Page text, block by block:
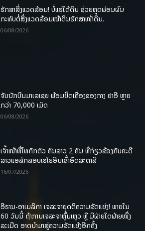
ຮັກສາສິ່ງແວດລ້ອມ! ບໍ່ແຮ່ໃຕ້ດິນ ຊ່ວຍຫຼຸດຜ່ອນຜົນ
ກະທົບຕໍ່ສິ່ງແວດລ້ອມໜ້າດິນຮັກສາໜ້າດິນ.
06/08/2026
ຈັບນັກບິນມາເລເຊຍ ພ້ອມຍຶດເຄື່ອງຂອງກາງ ຢາອີ ຫຼາຍ
ກວ່າ 70,000 ເມັດ
06/08/2026
ເຈົ້າໜ້າທີ່ໄທກັກຕົວ ຄົນລາວ 2 ຄົນ ທີ່ກ່ຽວຂ້ອງກັບຄະດີ
ສາວແອລັກລອບເຮໂຣອີນເຂົ້າອົດສະຕາລີ
16/07/2026
ອີຣານ-ອາເມລິກາ ເຈລະຈາຍຸດຕິຄວາມຂັດແຍ່ງ! ພາຍໃນ
60 ວັນນີ້ ຖ້າການເຈລະຈາຫຼົ້ມເຫຼວ ຫຼື ມີຝ່າຍໃດຝ່າຍໜຶ່ງ
ລະເມີດ ອາດນໍາມາສູ່ຄວາມຂັດແຍ້ງອີກຄັ້ງ